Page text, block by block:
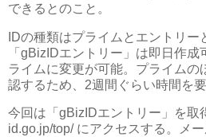
できるとのこと。
IDの種類はプライムとエントリー
「gBizIDエントリー」は即日作
ライムに変更が可能。プライムの
認するため、2週間ぐらい時間を要
今回は「gBizIDエントリー」を取
id.go.jp/top/ にアクセスする。メ